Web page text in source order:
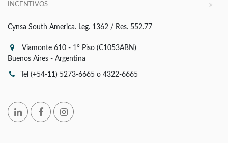
INCENTIVOS
Cynsa South America. Leg. 1362 / Res. 552.77
Viamonte 610 - 1° Piso (C1053ABN)
Buenos Aires - Argentina
Tel (+54-11) 5273-6665 o 4322-6665